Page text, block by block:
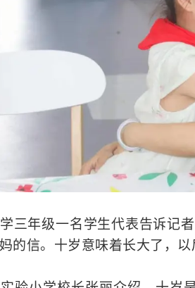
三年级一名学生代表告诉记
的信。十岁意味着长大了，以